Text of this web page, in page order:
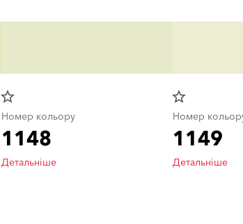
star_border
Номер кольору
1148
Детальніше
star_border
Номер
1149
Детальніше